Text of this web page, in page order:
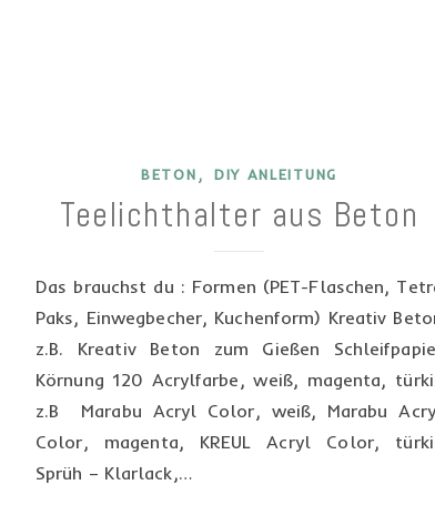
BETON , DIY ANLEITUNG
Teelichthalter aus Beton
Das brauchst du : Formen (PET-Flaschen,
Paks, Einwegbecher, Kuchenform) Kreativ
z.B. Kreativ Beton zum Gießen
Körnung 120 Acrylfarbe, weiß, magenta,
z.B Marabu Acryl Color, weiß, Marabu
Color, magenta, KREUL Acryl Color,
Sprüh – Klarlack,…